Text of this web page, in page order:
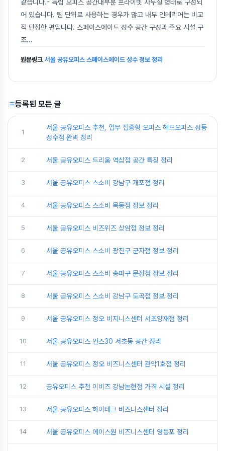
같습니다.- 독립 오피스 공간대부분 프라이빗 사무실 형태로 구성되
어 있습니다. 팀 단위로 사용하는 경우가 많고 내부 인테리어는 비교
적 단정한 편입니다. 스페이스에이드 성수 공간 구성과 주요 시설 구
조...
원문링크 서울 공유오피스 스페이스에이드 성수 정보 정리
등록된 모든 글
1
서울 공유오피스 추천, 업무 집중형 오피스 헤드오피스 성동
성수점 완벽 정리
2 서울 공유오피스 드리움 역삼점 공간 특징 정리
3 서울 공유오피스 스소비 강남구 개포점 정리
4 서울 공유오피스 스소비 목동점 정보 정리
5 서울 공유오피스 비즈위즈 상암점 정보 정리
6 서울 공유오피스 스소비 광진구 군자점 정보 정리
7 서울 공유오피스 스소비 송파구 문정점 정보 정리
8 서울 공유오피스 스소비 강남구 도곡점 정보 정리
9 서울 공유오피스 정오 비지니스센터 서초양재점 정리
10 서울 공유오피스 인스30 서초동 공간 정리
11 서울 공유오피스 정오 비즈니스센터 관악1호점 정리
12 공유오피스 추천 이비즈 강남논현점 가격 시설 정리
13 서울 공유오피스 하이테크 비즈니스센터 정리
14 서울 공유오피스 에이스원 비즈니스센터 영등포 정리